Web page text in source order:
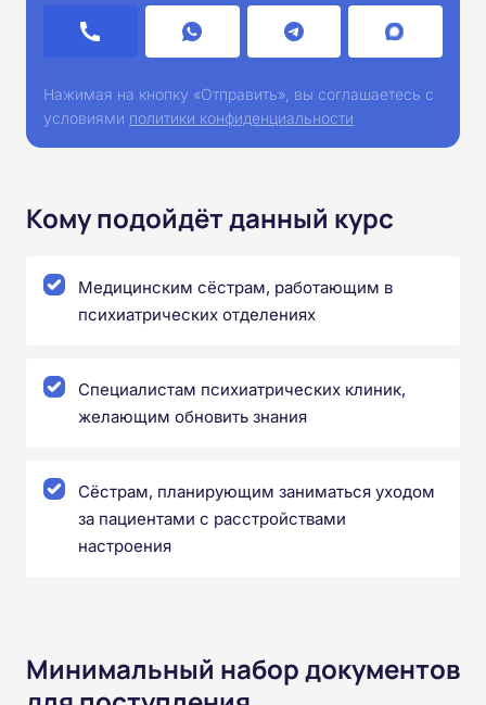
Нажимая на кнопку «Отправить», вы соглашаетесь с
условиями политики конфиденциальности
Кому подойдёт данный курс
Медицинским сёстрам, работающим в
психиатрических отделениях
Специалистам психиатрических клиник,
желающим обновить знания
Сёстрам, планирующим заниматься уходом
за пациентами с расстройствами
настроения
Минимальный набор документов